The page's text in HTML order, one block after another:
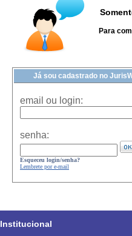
Para
Já sou cadastrado no
email ou login:
senha:
Esqueceu login/senha?
Lembrete por e-mail
Institucional